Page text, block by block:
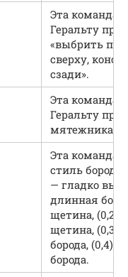
Эта команда
Геральту
«выбрить по
сверху,
сзади».
Эта команда
Геральту
мятежника».
Эта команда
стиль бороды
— гладко
длинная
щетина, (0,2)
щетина, (0,3)
борода, (0,4)
борода.